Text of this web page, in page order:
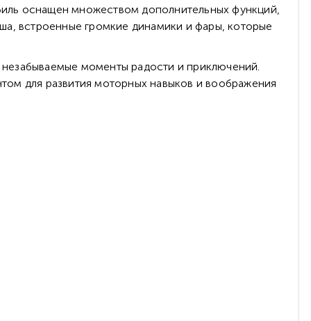
оснащен множеством дополнительных функций,
встроенные громкие динамики и фары, которые
моменты радости и приключений.
для развития моторных навыков и воображения